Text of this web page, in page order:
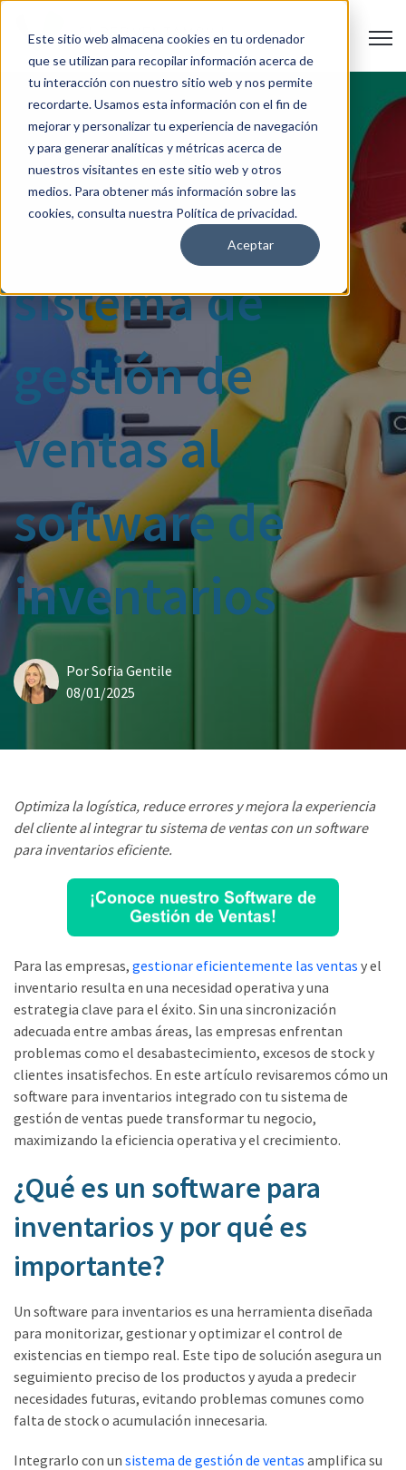
Este sitio web almacena cookies en tu ordenador
que se utilizan para recopilar información acerca de
tu interacción con nuestro sitio web y nos permite
recordarte. Usamos esta información con el fin de
mejorar y personalizar tu experiencia de navegación
y para generar analíticas y métricas acerca de
nuestros visitantes en este sitio web y otros
medios. Para obtener más información sobre las
cookies, consulta nuestra Política de privacidad.
Aceptar
Ventajas de
integrar tu
sistema de
gestión de
ventas al
software de
inventarios
PorSofia Gentile
08/01/2025
Optimiza la logística, reduce errores y mejora la experiencia
del cliente al integrar tu sistema de ventas con un software
para inventarios eficiente.
Para las empresas, gestionar eficientemente las ventas y el
inventario resulta en una necesidad operativa y una
estrategia clave para el éxito. Sin una sincronización
adecuada entre ambas áreas, las empresas enfrentan
problemas como el desabastecimiento, excesos de stock y
clientes insatisfechos. En este artículo revisaremos cómo un
software para inventarios integrado con tu sistema de
gestión de ventas puede transformar tu negocio,
maximizando la eficiencia operativa y el crecimiento.
¿Qué es un software para
inventarios y por qué es
importante?
Un software para inventarios es una herramienta diseñada
para monitorizar, gestionar y optimizar el control de
existencias en tiempo real. Este tipo de solución asegura un
seguimiento preciso de los productos y ayuda a predecir
necesidades futuras, evitando problemas comunes como
falta de stock o acumulación innecesaria.
Integrarlo con un sistema de gestión de ventas amplifica su